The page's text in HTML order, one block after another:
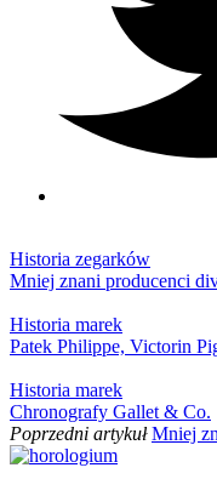
Historia zegarków
Mniej znani producenci
Historia marek
Patek Philippe, Victorin
Historia marek
Chronografy Gallet & Co.
Poprzedni artykuł Mniej